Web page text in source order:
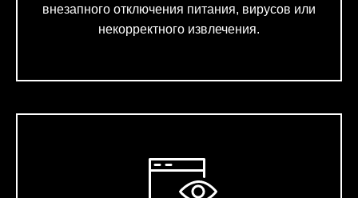
внезапного отключения питания, вирусов или
некорректного извлечения.